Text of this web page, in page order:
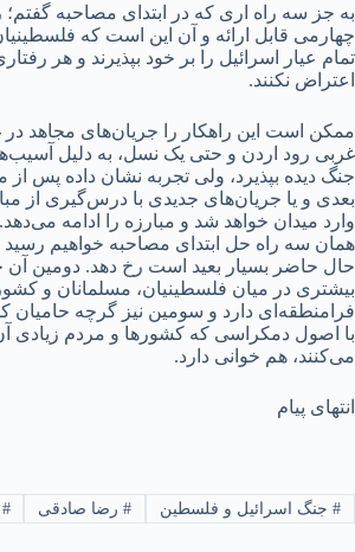
به جز سه راه اری که در ابتدای مصاحبه گفتم؛
چهارمی قابل ارائه و آن این است که
تمام عیار اسرائیل را بر خود بپذیرند و هر
اعتراض نکنند.
ممکن است این راهکار را جریان‌های مجاهد در
غربی رود اردن و حتی یک نسل، به دلیل
جنگ دیده بپذیرد، ولی تجربه نشان داده پس از
بعدی و یا جریان‌های جدیدی با درس‌گیری از
وارد میدان خواهد شد و مبارزه را ادامه
همان سه راه حل ابتدای مصاحبه خواهیم رسید
حال حاضر بسیار بعید است رخ دهد. دومین آن
بیشتری در میان فلسطینیان، مسلمانان و
فرامنطقه‌ای دارد و سومین نیز گرچه حامیان‌
با اصول دمکراسی که کشورها و مردم زیادی
می‌کنند، هم خوانی دارد.
انتهای پیام
#جنگ اسرائیل و فلسطین #رضا صادقی #